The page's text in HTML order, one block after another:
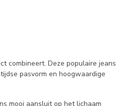
combineert. Deze populaire jeans
pasvorm en hoogwaardige
mooi aansluit op het lichaam